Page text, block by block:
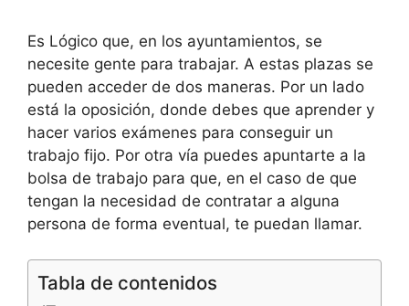
Es Lógico que, en los ayuntamientos, se
necesite gente para trabajar. A estas plazas se
pueden acceder de dos maneras. Por un lado
está la oposición, donde debes que aprender y
hacer varios exámenes para conseguir un
trabajo fijo. Por otra vía puedes apuntarte a la
bolsa de trabajo para que, en el caso de que
tengan la necesidad de contratar a alguna
persona de forma eventual, te puedan llamar.
Tabla de contenidos